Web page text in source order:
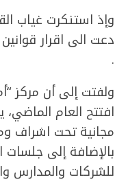
وإذ استنكرت غياب
دعت الى اقرار
.
ولفتت إلى أن مركز
افتتح العام
مجانية تحت اشراف
بالإضافة إلى جلسات
للشركات والمدارس